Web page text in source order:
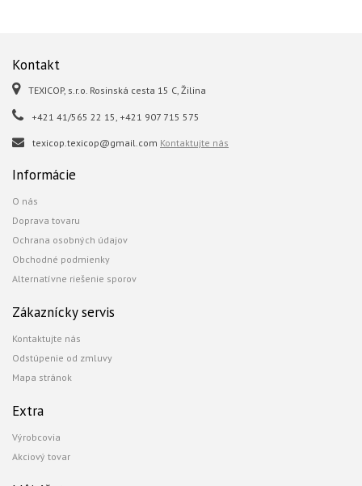
Kontakt
TEXICOP, s.r.o. Rosinská cesta 15 C, Žilina
+421 41/565 22 15, +421 907 715 575
texicop.texicop@gmail.com Kontaktujte nás
Informácie
O nás
Doprava tovaru
Ochrana osobných údajov
Obchodné podmienky
Alternatívne riešenie sporov
Zákaznícky servis
Kontaktujte nás
Odstúpenie od zmluvy
Mapa stránok
Extra
Výrobcovia
Akciový tovar